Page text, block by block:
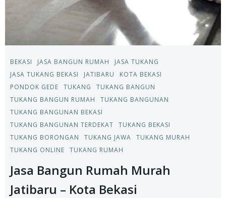
BEKASI JASA BANGUN RUMAH
JASA TUKANG
JASA TUKANG BEKASI
JATIBARU
KOTA BEKASI
PONDOK GEDE
TUKANG
TUKANG BANGUN
TUKANG BANGUN RUMAH
TUKANG BANGUNAN
TUKANG BANGUNAN BEKASI
TUKANG BANGUNAN TERDEKAT
TUKANG BEKASI
TUKANG BORONGAN
TUKANG JAWA
TUKANG MURAH
TUKANG ONLINE
TUKANG RUMAH
Jasa Bangun Rumah Murah
Jatibaru – Kota Bekasi